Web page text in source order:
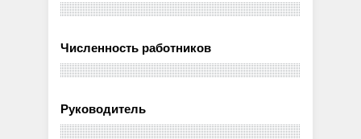
Численность работников
Руководитель